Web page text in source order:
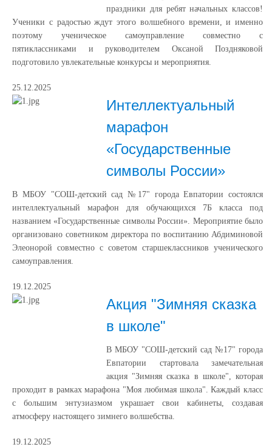
праздники для ребят начальных классов!
Ученики с радостью ждут этого волшебного времени, и именно
поэтому ученическое самоуправление совместно с
пятиклассниками и руководителем Оксаной Поздняковой
подготовило увлекательные конкурсы и мероприятия.
25.12.2025
Интеллектуальный
марафон
«Государственные
символы России»
В МБОУ "СОШ-детский сад №17" города Евпатории состоялся
интеллектуальный марафон для обучающихся 7Б класса под
названием «Государственные символы России». Мероприятие было
организовано советником директора по воспитанию Абдиминовой
Элеонорой совместно с советом старшеклассников ученического
самоуправления.
19.12.2025
Акция "Зимняя сказка
в школе"
В МБОУ "СОШ-детский сад №17" города
Евпатории стартовала замечательная
акция "Зимняя сказка в школе", которая
проходит в рамках марафона "Моя любимая школа". Каждый класс
с большим энтузиазмом украшает свои кабинеты, создавая
атмосферу настоящего зимнего волшебства.
19.12.2025